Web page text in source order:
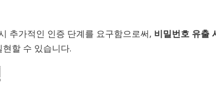
추가적인 인증 단계를 요구함으로써, 비밀번호 유출
할 수 있습니다.